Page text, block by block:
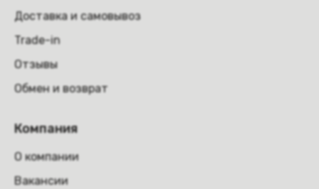
Доставка и самовывоз
Trade-in
Отзывы
Обмен и возврат
Компания
О компании
Вакансии